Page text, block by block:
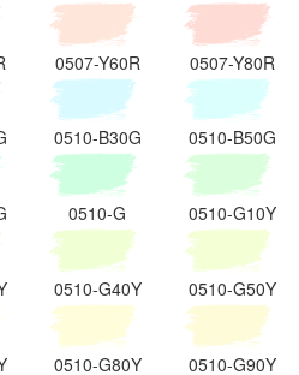
0507-Y60R 0507-Y80R
0510-B30G 0510-B50G
0510-G 0510-G10Y
0510-G40Y 0510-G50Y
0510-G80Y 0510-G90Y